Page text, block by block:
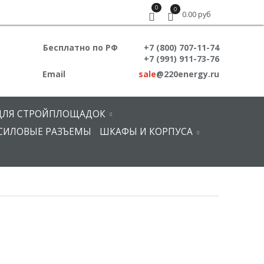
0 0
0.00 руб
Бесплатно по РФ
+7 (800) 707-11-74
+7 (991) 911-73-76
Email
sale@220energy.ru
СТРОЙПЛОЩАДОК
РАЗЪЕМЫ
ШКАФЫ И КОРПУСА